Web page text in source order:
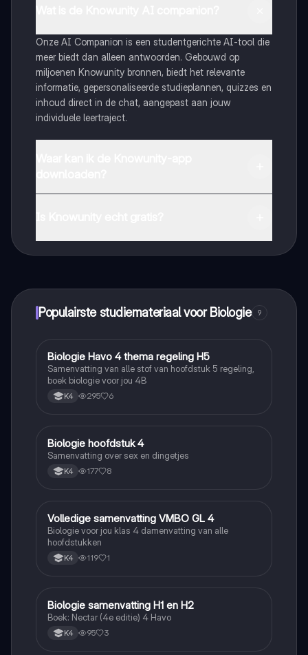
Onze AI Companion is een studentgerichte AI-tool die
meer biedt dan alleen antwoorden. Gebouwd op
miljoenen Knowunity bronnen, biedt het relevante
informatie, gepersonaliseerde studieplannen, quizzes en
inhoud direct in de chat, aangepast aan jouw
individuele leertraject.
Populairste studiemateriaal voor Biologie 9
Biologie
Biologie Havo 4 thema regeling H5
Samenvatting van alle stof van hoofdstuk 5 regeling,
boek biologie voor jou 4B
K4 295 6
Biologie
Biologie hoofdstuk 4
Samenvatting over sex en dingetjes
K4 177 8
Biologie
Volledige samenvatting VMBO GL 4
Biologie voor jou klas 4 damenvatting van alle
hoofdstukken
K4 119 1
Biologie
Biologie samenvatting H1 en H2
Boek: Nectar (4e editie) 4 Havo
K4 95 3